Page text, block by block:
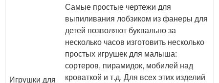
Игрушки для
Самые простые чертежи для
выпиливания лобзиком из фанеры для
детей позволяют буквально за
несколько часов изготовить несколько
простых игрушек для малыша:
сортеров, пирамидок, мобилей над
кроваткой и т.д. Для всех этих изделий